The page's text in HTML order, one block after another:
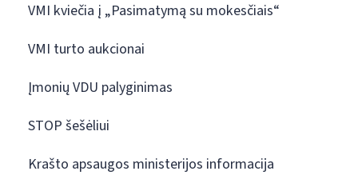
VMI kviečia į „Pasimatymą su mokesčiais“
VMI turto aukcionai
Įmonių VDU palyginimas
STOP šešėliui
Krašto apsaugos ministerijos informacija